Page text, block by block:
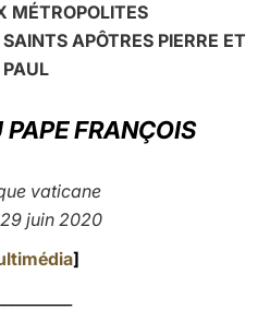
العربيّة
MÉTROPOLITES
APÔTRES PIERRE ET
PAUL
FRANÇOIS
vaticane
juin 2020
]